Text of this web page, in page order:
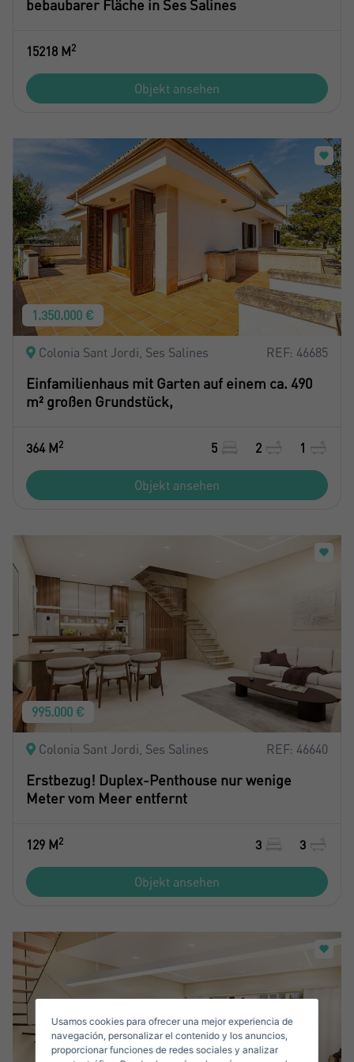
bebaubarer Fläche in Ses Salines
15218 M2
Objekt ansehen
1.350.000 €
Colonia Sant Jordi, Ses Salines REF: 46685
Einfamilienhaus mit Garten auf einem ca. 490
m² großen Grundstück,
364 M2 5 2 1
Objekt ansehen
995.000 €
Colonia Sant Jordi, Ses Salines REF: 46640
Erstbezug! Duplex-Penthouse nur wenige
Meter vom Meer entfernt
129 M2 3 3
Objekt ansehen
Mich Anmelden
Crear una cuenta
Nachname*
Email*
Verkaufen Sie Ihre Immobilie
Usamos cookies para ofrecer una mejor experiencia de
navegación, personalizar el contenido y los anuncios,
proporcionar funciones de redes sociales y analizar